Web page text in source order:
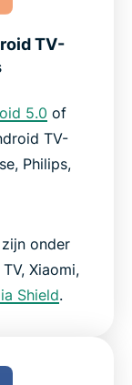
TV-
5.0 of
TV-
Philips,
onder
Xiaomi,
Shield.